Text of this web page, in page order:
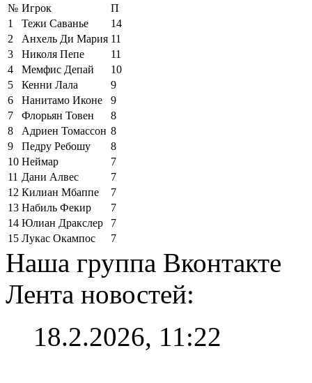
№ Игрок
П
1
Тежи Саванье
14
2
Анхель Ди Мария 11
3
Николя Пепе
11
4
Мемфис Депай
10
5
Кенни Лала
9
6
Нанитамо Иконе
9
7
Флорьян Товен
8
8
Адриен Томассон 8
9
Педру Ребошу
8
10 Неймар
7
11 Дани Алвес
7
12 Килиан Мбаппе
7
13 Набиль Фекир
7
14 Юлиан Дракслер
7
15 Лукас Окампос 7
Наша группа Вконтакте
Лента новостей:
18.2.2026, 11:22